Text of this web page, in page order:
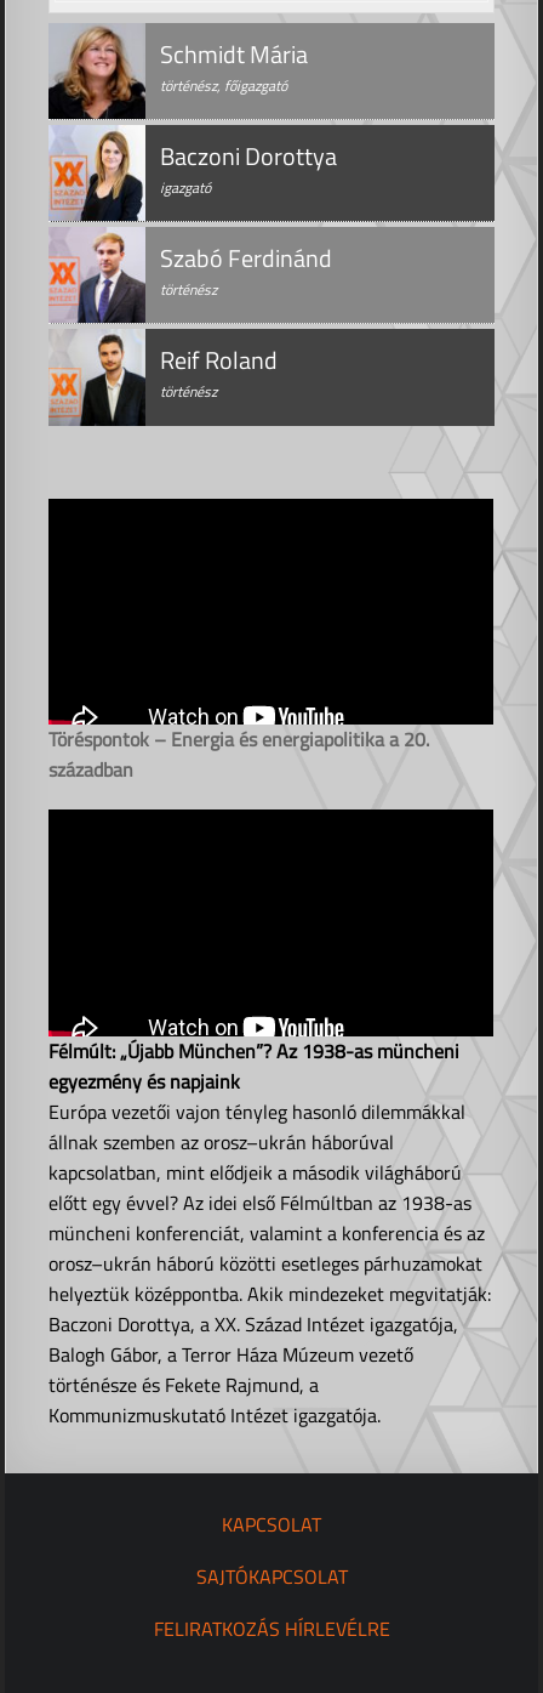
Schmidt Mária
történész, főigazgató
Baczoni Dorottya
igazgató
Szabó Ferdinánd
történész
Reif Roland
történész
Töréspontok – Energia és energiapolitika a 20.
században
Félmúlt: „Újabb München”? Az 1938-as müncheni
egyezmény és napjaink
Európa vezetői vajon tényleg hasonló dilemmákkal
állnak szemben az orosz–ukrán háborúval
kapcsolatban, mint elődjeik a második világháború
előtt egy évvel? Az idei első Félmúltban az 1938-as
müncheni konferenciát, valamint a konferencia és az
orosz–ukrán háború közötti esetleges párhuzamokat
helyeztük középpontba. Akik mindezeket megvitatják:
Baczoni Dorottya, a XX. Század Intézet igazgatója,
Balogh Gábor, a Terror Háza Múzeum vezető
történésze és Fekete Rajmund, a
Kommunizmuskutató Intézet igazgatója.
KAPCSOLAT
SAJTÓKAPCSOLAT
FELIRATKOZÁS HÍRLEVÉLRE